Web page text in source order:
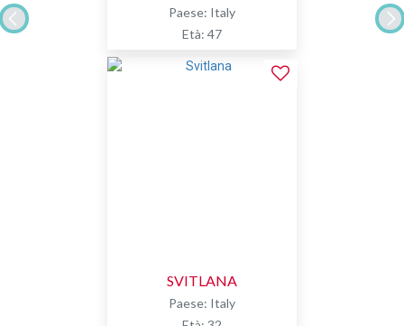
Paese: Italy
Età: 47
SVITLANA
Paese: Italy